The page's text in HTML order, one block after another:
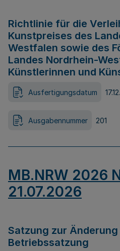
Richtlinie für die
Kunstpreises des
Westfalen sowie des
Landes Nordrhein-
Künstlerinnen und
Ausfertigungsdatum
Ausgabennummer 201
MB.NRW 2026
21.07.2026
Satzung zur Änderung
Betriebssatzung